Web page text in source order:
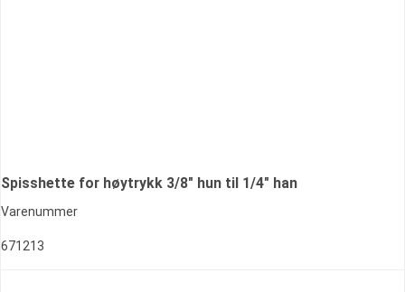
Spisshette for høytrykk 3/8" hun til 1/4" han
Varenummer
671213